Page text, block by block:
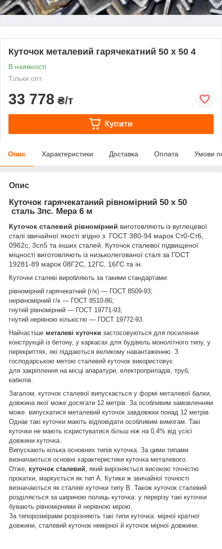
Куточок металевий гарячекатний 50 х 50 4
В наявності
Тільки опт
33 778 ₴/т
Купити
Опис Характеристики Доставка Оплата Умови
Опис
Куточок гарячекатаний рівномірний 50 х 50
сталь 3пс. Мера 6 м
Куточок сталевий рівномірний виготовляють із вуглецевої
сталі звичайної якості згідно з ГОСТ 380-94 марок Ст0-Ст6,
0962с, 3сп5 та інших сталей. Куточок сталевої підвищеної
міцності виготовляють із низьколегованої сталі за ГОСТ
19281-89 марок 08Г2С, 12ГС, 16ГС та ін.
Куточки сталеві виробляють за такими стандартами:
рівномірний гарячекатний (г/к) — ГОСТ 8509-93;
нерівномірний г/к — ГОСТ 8510-86;
гнутий рівномірний — ГОСТ 19771-93;
гнутий нерівною кількістю — ГОСТ 19772-93.
Найчастіше металеві куточки застосовуються для посилення
конструкцій із бетону, у каркасах для будівель монолітного типу, у
перекриттях, які піддаються великому навантаженню. З
господарською метою сталевий куточок використовує
для закріплення на місці апаратури, електроприладів, труб,
кабелів.
Загалом, куточок сталевої випускається у формі металевої балки,
довжина якої може досягати 12 метрів. За особливим замовленням
може випускатися металевий куточок завдовжки понад 12 метрів.
Однак такі куточки мають відповідати особливим вимогам. Такі
куточки не мають іскристуватися більш ніж на 0,4% від усієї
довжини куточка.
Випускають кілька основних типів куточка. За цими типами
визначаються основні характеристики куточка металевого.
Отже, куточок сталевий , який вирізняється високою точністю
прокатки, маркується як тип А. Кутики ж звичайної точності
визначаються як сталеві куточки типу В. Також куточок сталевий
розділяється за шириною полиць куточка: у перерізу такі куточки
бувають рівномірними й нерівною мірою.
За типорозмірами розрізняють такі типи куточка: мірної кратної
довжини, сталевий куточок немірної й куточок мірної довжини.